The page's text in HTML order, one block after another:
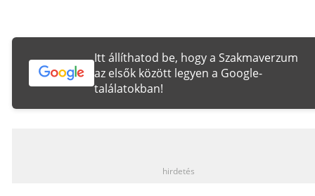
Itt állíthatod be, hogy a Szakmaverzum
az elsők között legyen a Google-
találatokban!
hirdetés